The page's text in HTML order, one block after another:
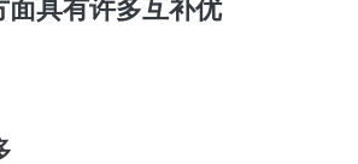
具有许多互补优